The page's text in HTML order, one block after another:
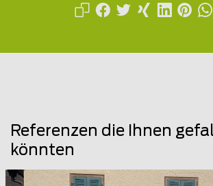
Referenzen die Ihnen
könnten